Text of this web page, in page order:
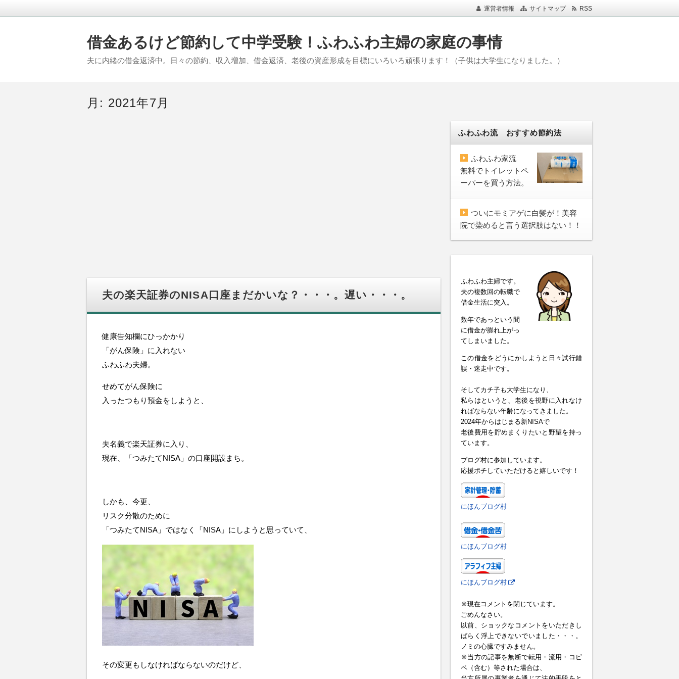
運営者情報 サイトマップ RSS
借金あるけど節約して中学受験！ふわふわ主婦の家庭の事情
夫に内緒の借金返済中。日々の節約、収入増加、借金返済、老後の資産形成を目標にいろいろ頑張ります！（子供は大学生になりました。）
月: 2021年7月
夫の楽天証券のNISA口座まだかいな？・・・。遅い・・・。
健康告知欄にひっかかり
「がん保険」に入れない
ふわふわ夫婦。
せめてがん保険に
入ったつもり預金をしようと、
夫名義で楽天証券に入り、
現在、「つみたてNISA」の口座開設まち。
しかも、今更、
リスク分散のために
「つみたてNISA」ではなく「NISA」にしようと思っていて、
その変更もしなければならないのだけど、
ふわふわ流 おすすめ節約法
ふわふわ家流
無料でトイレットペ
ーパーを買う方法。
ついにモミアゲに白髪が！美容
院で染めると言う選択肢はない！！
ふわふわ主婦です。
夫の複数回の転職で
借金生活に突入。
数年であっという間
に借金が膨れ上がっ
てしまいました。
この借金をどうにかしようと日々試行錯
誤・迷走中です。
そしてカチ子も大学生になり、
私らはというと、老後を視野に入れなけ
ればならない年齢になってきました。
2024年からはじまる新NISAで
老後費用を貯めまくりたいと野望を持っ
ています。
ブログ村に参加しています。
応援ポチしていただけると嬉しいです！
にほんブログ村
にほんブログ村
にほんブログ村
※現在コメントを閉じています。
ごめんなさい。
以前、ショックなコメントをいただきし
ばらく浮上できないでいました・・・。
ノミの心臓ですみません。
※当方の記事を無断で転用・流用・コピ
ペ（含む）等された場合は、